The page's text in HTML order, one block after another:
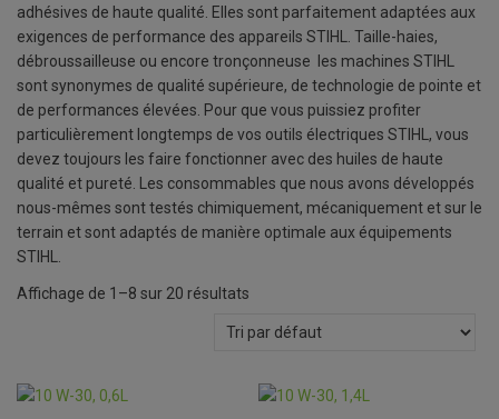
adhésives de haute qualité. Elles sont parfaitement adaptées aux
exigences de performance des appareils STIHL. Taille-haies,
débroussailleuse ou encore tronçonneuse les machines STIHL
sont synonymes de qualité supérieure, de technologie de pointe et
de performances élevées. Pour que vous puissiez profiter
particulièrement longtemps de vos outils électriques STIHL, vous
devez toujours les faire fonctionner avec des huiles de haute
qualité et pureté. Les consommables que nous avons développés
nous-mêmes sont testés chimiquement, mécaniquement et sur le
terrain et sont adaptés de manière optimale aux équipements
STIHL.
Affichage de 1–8 sur 20 résultats